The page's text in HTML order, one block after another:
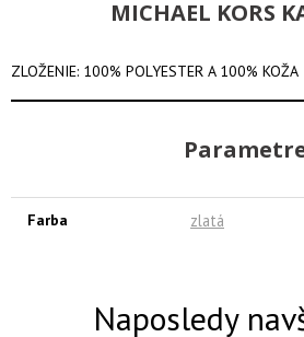
MICHAEL KORS
ZLOŽENIE: 100% POLYESTER A 100% KOŽA
Farba zlatá
Naposledy